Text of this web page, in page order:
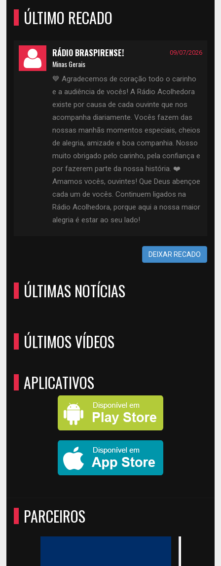
ÚLTIMO RECADO
RÁDIO BRASPIRENSE! 09/07/2026
Minas Gerais
💙 Agradecemos de coração todo o carinho
e a audiência de vocês! A Rádio Acolhedora
existe por causa de cada ouvinte que nos
acompanha diariamente. Vocês fazem das
nossas manhãs momentos especiais, cheios
de alegria, amizade e boa companhia. Nosso
muito obrigado pelo carinho, pela confiança e
por fazerem parte da nossa história. ❤️
Amamos vocês, ouvintes! Que Deus abençoe
cada um de vocês. Continuem ligados na
Rádio Acolhedora, porque aqui a nossa maior
alegria é estar ao seu lado!
DEIXAR RECADO
ÚLTIMAS NOTÍCIAS
ÚLTIMOS VÍDEOS
APLICATIVOS
PARCEIROS